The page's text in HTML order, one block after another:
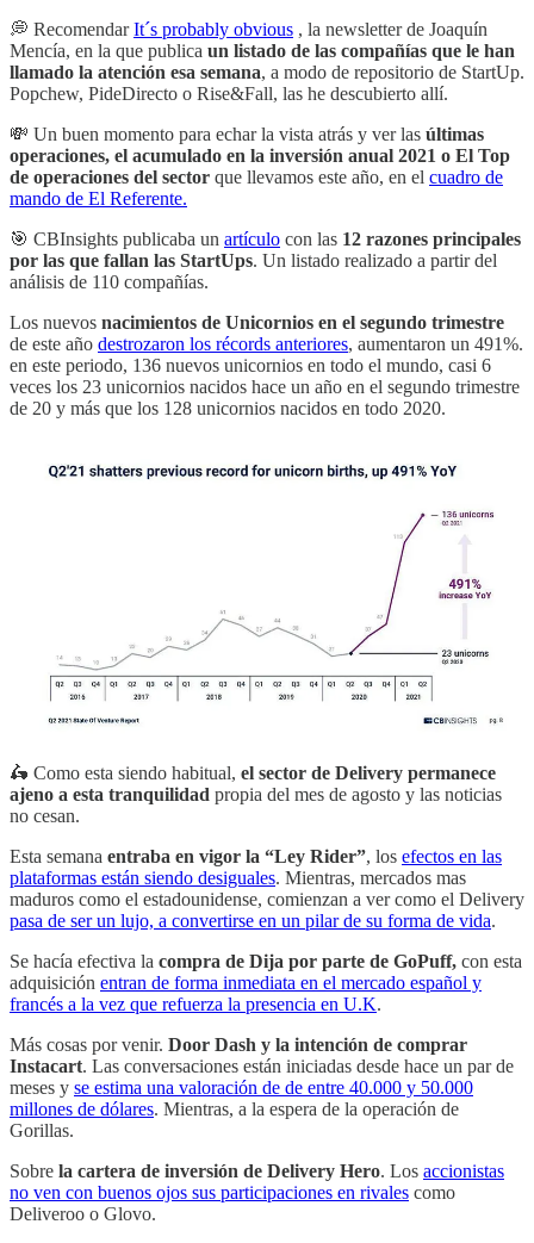
💭 RecomendarIt´s probably obvious , la newsletter de Joaquín
Mencía, en la que publica un listado de las compañías que le han
llamado la atención esa semana, a modo de repositorio de StartUp.
Popchew, PideDirecto o Rise&Fall, las he descubierto allí.
💸 Un buen momento para echar la vista atrás y ver las últimas
operaciones, el acumulado en la inversión anual 2021 o El Top
de operaciones del sector que llevamos este año, en el cuadro de
mando de El Referente.
🎯 CBInsights publicaba un artículo con las 12 razones principales
por las que fallan las StartUps. Un listado realizado a partir del
análisis de 110 compañías.
Los nuevos nacimientos de Unicornios en el segundo trimestre
de este año destrozaron los récords anteriores, aumentaron un 491%.
en este periodo, 136 nuevos unicornios en todo el mundo, casi 6
veces los 23 unicornios nacidos hace un año en el segundo trimestre
de 20 y más que los 128 unicornios nacidos en todo 2020.
🛵 Como esta siendo habitual, el sector de Delivery permanece
ajeno a esta tranquilidad propia del mes de agosto y las noticias
no cesan.
Esta semana entraba en vigor la “Ley Rider”, los efectos en las
plataformas están siendo desiguales. Mientras, mercados mas
maduros como el estadounidense, comienzan a ver como el Delivery
pasa de ser un lujo, a convertirse en un pilar de su forma de vida.
Se hacía efectiva la compra de Dija por parte de GoPuff, con esta
adquisición entran de forma inmediata en el mercado español y
francés a la vez que refuerza la presencia en U.K.
Más cosas por venir. Door Dash y la intención de comprar
Instacart. Las conversaciones están iniciadas desde hace un par de
meses y se estima una valoración de de entre 40.000 y 50.000
millones de dólares. Mientras, a la espera de la operación de
Gorillas.
Sobre la cartera de inversión de Delivery Hero. Los accionistas
no ven con buenos ojos sus participaciones en rivales como
Deliveroo o Glovo.